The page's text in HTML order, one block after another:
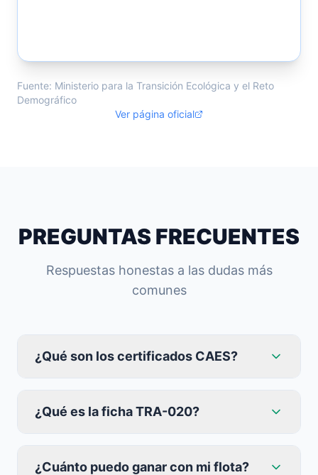
Fuente: Ministerio para la Transición Ecológica y el Reto
Demográfico
Ver página oficial
PREGUNTAS FRECUENTES
Respuestas honestas a las dudas más
comunes
¿Qué son los certificados CAES?
¿Qué es la ficha TRA-020?
¿Cuánto puedo ganar con mi flota?